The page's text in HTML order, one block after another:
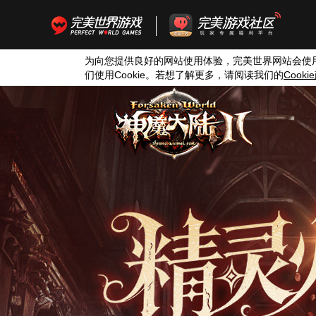
为向您提供良好的网站使用体验，完美世界网站会使
们使用Cookie。若想了解更多，请阅读我们的Cookie